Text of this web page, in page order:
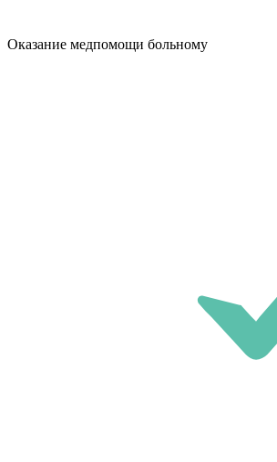
Оказание медпомощи больному